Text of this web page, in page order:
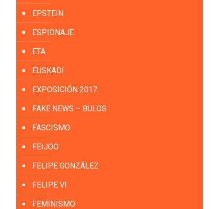
EPSTEIN
ESPIONAJE
ETA
EUSKADI
EXPOSICIÓN 2017
FAKE NEWS – BULOS
FASCISMO
FEIJOO
FELIPE GONZÁLEZ
FELIPE VI
FEMINISMO